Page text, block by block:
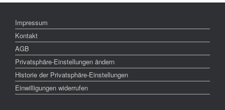
Impressum
Kontakt
AGB
Privatsphäre-Einstellungen ändern
Historie der Privatsphäre-Einstellungen
Einwilligungen widerrufen